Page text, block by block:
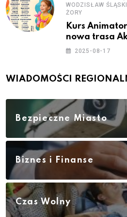
WODZISŁAW ŚLĄSKI
ŻORY
Kurs
nowa trasa
– jesień 2025
2025-08-17
WIADOMOŚCI
Bezpieczne Miasto
Biznes i Finanse
Czas Wolny